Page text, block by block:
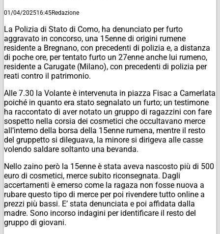
01/04/202516:45Redazione
La Polizia di Stato di Como, ha denunciato per furto
aggravato in concorso, una 15enne di origini rumene
residente a Bregnano, con precedenti di polizia e, a distanza
di poche ore, per tentato furto un 27enne anche lui rumeno,
residente a Carugate (Milano), con precedenti di polizia per
reati contro il patrimonio.
Alle 7.30 la Volante è intervenuta in piazza Fisac a Camerlata
poiché in quanto era stato segnalato un furto; un testimone
ha raccontato di aver notato un gruppo di ragazzini con fare
sospetto nella corsia dei cosmetici che occultavano merce
all’interno della borsa della 15enne rumena, mentre il resto
del gruppetto si dileguava, la minore si dirigeva alle casse
volendo saldare soltanto una bevanda.
Nello zaino però la 15enne è stata aveva nascosto più di 500
euro di cosmetici, merce subito riconsegnata. Dagli
accertamenti è emerso come la ragaza non fosse nuova a
rubare questo tipo di merce per poi rivendere tutto online a
prezzi più bassi. E’ stata denunciata e poi affidata dalla
madre. Sono incorso indagini per identificare il resto del
gruppo di giovani.